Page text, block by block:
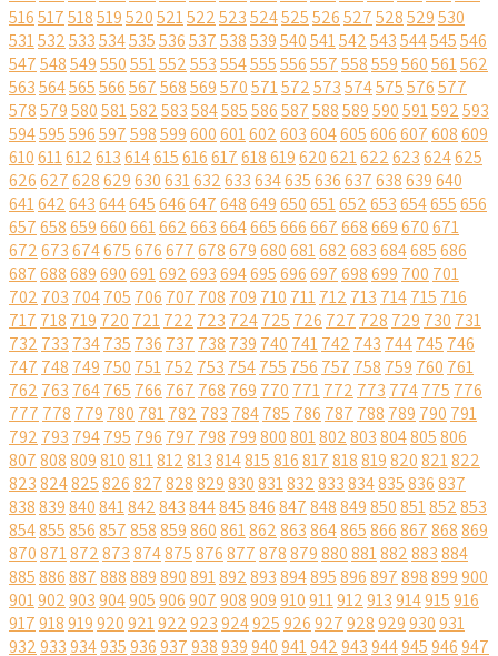
516517518519520521522523524525526527528529530
531532533534535536537538539540541542543544545546
547548549550551552553554555556557558559560561562
563564565566567568569570571572573574575576577
578579580581582583584585586587588589590591592593
594595596597598599600601602603604605606607608609
610611612613614615616617618619620621622623624625
626627628629630631632633634635636637638639640
641642643644645646647648649650651652653654655656
657658659660661662663664665666667668669670671
672673674675676677678679680681682683684685686
687688689690691692693694695696697698699 700 701
702 703 704705 706 707 708 709 710 711712 713 714715 716
717 718 719 720 721722 723 724725 726 727 728 729 730 731
732 733 734735 736 737 738 739 740 741742 743 744745 746
747 748 749 750 751752 753 754755 756 757 758 759 760 761
762 763 764765 766 767 768 769 770 771772 773 774775 776
777 778 779 780 781782 783 784785 786 787 788 789 790 791
792 793 794795 796 797 798 799800801802803804805806
807808809810811812813814815816817818819820821822
823824825826827828829830831832833834835836837
838839840841842843844845846847848849850851852853
854855856857858859860861862863864865866867868869
870871872873874875876877878879880881882883884
885886887888889890891892893894895896897898899900
901902903904905906907908909910911912913914915916
917918919920921922923924925926927928929930931
932933934935936937938939940941942943944945946947